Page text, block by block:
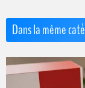
Dans la même